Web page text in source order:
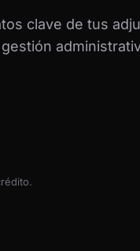
clave de tus